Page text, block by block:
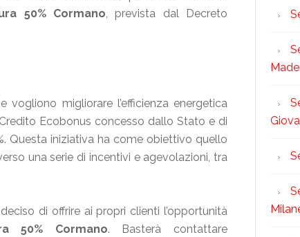
50% Cormano, prevista dal Decreto
migliorare l’efficienza energetica
Ecobonus concesso dallo Stato e di
Questa iniziativa ha come obiettivo quello
una serie di incentivi e agevolazioni, tra
di offrire ai propri clienti l’opportunità
50% Cormano. Basterà contattare